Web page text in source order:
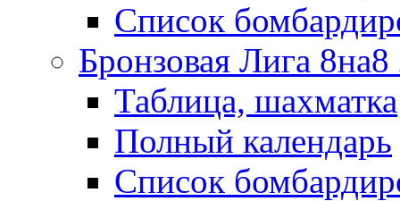
Список
Бронзовая Лига
Таблица, шахматка
Полный календарь
Список